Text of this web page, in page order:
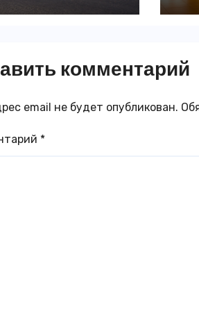
комментарий
email не будет опубликован.
*